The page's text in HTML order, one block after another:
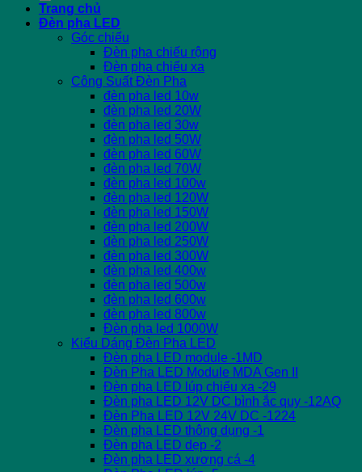
Trang chủ
Đèn pha LED
Góc chiếu
Đèn pha chiếu rộng
Đèn pha chiếu xa
Công Suất Đèn Pha
đèn pha led 10w
đèn pha led 20W
đèn pha led 30w
đèn pha led 50W
đèn pha led 60W
đèn pha led 70W
đèn pha led 100w
đèn pha led 120W
đèn pha led 150W
đèn pha led 200W
đèn pha led 250W
đèn pha led 300W
đèn pha led 400w
đèn pha led 500w
đèn pha led 600w
đèn pha led 800w
Đèn pha led 1000W
Kiểu Dáng Đèn Pha LED
Đèn pha LED module -1MD
Đèn Pha LED Module MDA Gen II
Đèn pha LED lúp chiếu xa -29
Đèn pha LED 12V DC bình ắc quy -12AQ
Đèn Pha LED 12V 24V DC -1224
Đèn pha LED thông dụng -1
Đèn pha LED dẹp -2
Đèn pha LED xương cá -4